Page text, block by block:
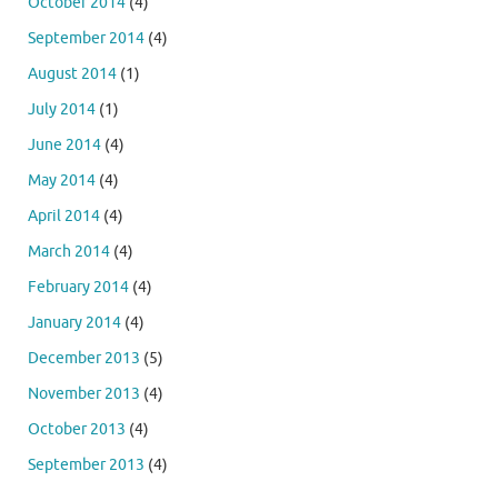
September 2014 (4)
August 2014 (1)
July 2014 (1)
June 2014 (4)
May 2014 (4)
April 2014 (4)
March 2014 (4)
February 2014 (4)
January 2014 (4)
December 2013 (5)
November 2013 (4)
October 2013 (4)
September 2013 (4)